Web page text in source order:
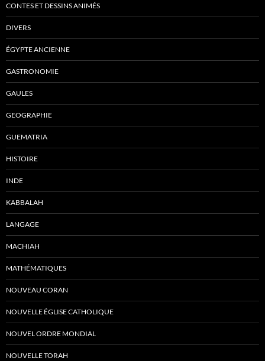
CONTES ET DESSINS ANIMÉS
DIVERS
ÉGYPTE ANCIENNE
GASTRONOMIE
GAULES
GEOGRAPHIE
GUEMATRIA
HISTOIRE
INDE
KABBALAH
LANGAGE
MACHIAH
MATHÉMATIQUES
NOUVEAU CORAN
NOUVELLE ÉGLISE CATHOLIQUE
NOUVEL ORDRE MONDIAL
NOUVELLE TORAH